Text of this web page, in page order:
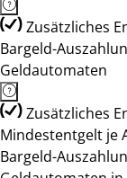
Zusätzliches
Bargeld-
Geldautomaten
Zusätzliches
Mindestentgelt je
Bargeld-